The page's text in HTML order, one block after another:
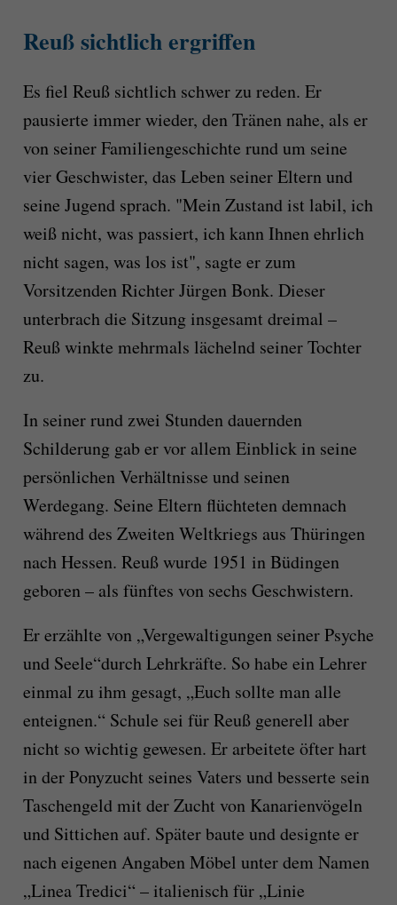
Reuß sichtlich ergriffen
Es fiel Reuß sichtlich schwer zu reden. Er
pausierte immer wieder, den Tränen nahe, als er
von seiner Familiengeschichte rund um seine
vier Geschwister, das Leben seiner Eltern und
seine Jugend sprach. "Mein Zustand ist labil, ich
weiß nicht, was passiert, ich kann Ihnen ehrlich
nicht sagen, was los ist", sagte er zum
Vorsitzenden Richter Jürgen Bonk. Dieser
unterbrach die Sitzung insgesamt dreimal –
Reuß winkte mehrmals lächelnd seiner Tochter
zu.
In seiner rund zwei Stunden dauernden
Schilderung gab er vor allem Einblick in seine
persönlichen Verhältnisse und seinen
Werdegang. Seine Eltern flüchteten demnach
während des Zweiten Weltkriegs aus Thüringen
nach Hessen. Reuß wurde 1951 in Büdingen
geboren – als fünftes von sechs Geschwistern.
Er erzählte von „Vergewaltigungen seiner Psyche
und Seele“durch Lehrkräfte. So habe ein Lehrer
einmal zu ihm gesagt, „Euch sollte man alle
enteignen.“ Schule sei für Reuß generell aber
nicht so wichtig gewesen. Er arbeitete öfter hart
in der Ponyzucht seines Vaters und besserte sein
Taschengeld mit der Zucht von Kanarienvögeln
und Sittichen auf. Später baute und designte er
nach eigenen Angaben Möbel unter dem Namen
„Linea Tredici“ – italienisch für „Linie